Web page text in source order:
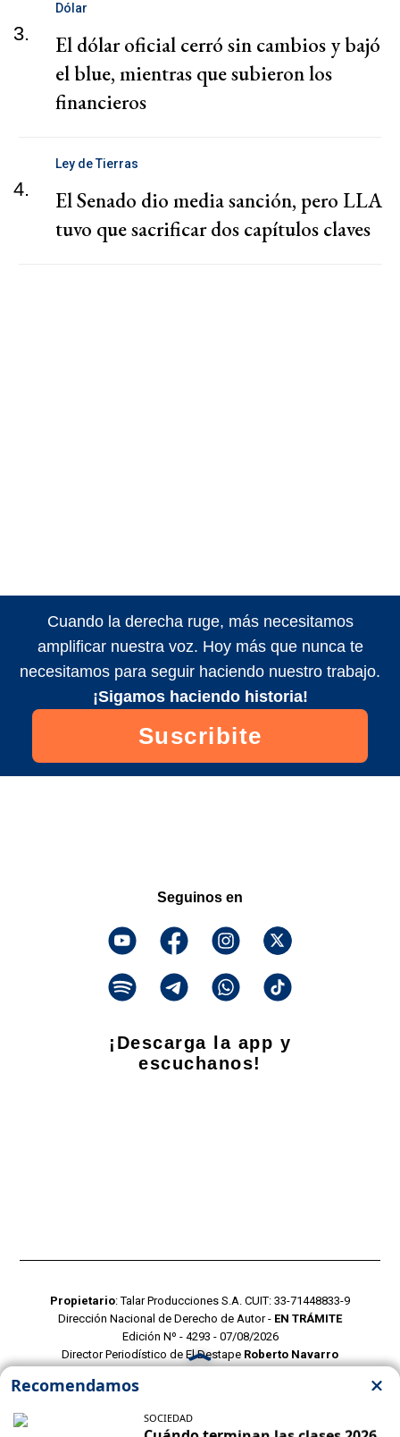
3.
Dólar
El dólar oficial cerró sin cambios y bajó
el blue, mientras que subieron los
financieros
4.
Ley de Tierras
El Senado dio media sanción, pero LLA
tuvo que sacrificar dos capítulos claves
Cuando la derecha ruge, más necesitamos
amplificar nuestra voz. Hoy más que nunca te
necesitamos para seguir haciendo nuestro trabajo.
¡Sigamos haciendo historia!
Suscribite
Seguinos en
¡Descarga la app y
escuchanos!
Propietario: Talar Producciones S.A. CUIT: 33-71448833-9
Dirección Nacional de Derecho de Autor - EN TRÁMITE
Edición Nº - 4293 - 07/08/2026
Director Periodístico de El Destape Roberto Navarro
POLITICAS DE PRIVACIDAD